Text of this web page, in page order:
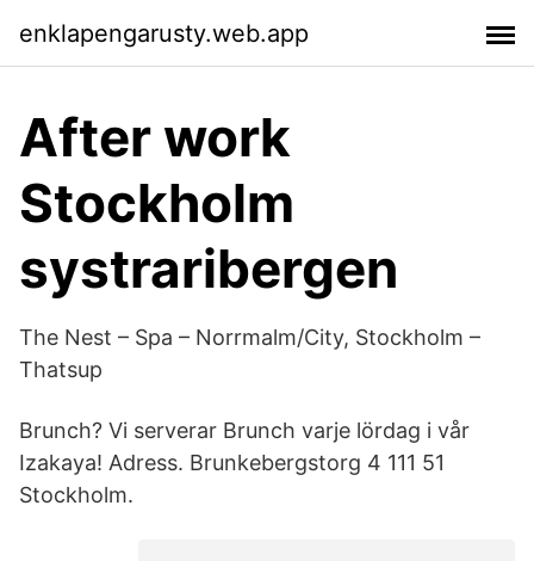
enklapengarusty.web.app
After work
Stockholm
systraribergen
The Nest – Spa – Norrmalm/City, Stockholm –
Thatsup
Brunch? Vi serverar Brunch varje lördag i vår
Izakaya! Adress. Brunkebergstorg 4 111 51
Stockholm.